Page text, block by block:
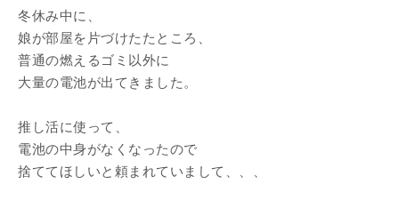
冬休み中に、
娘が部屋を片づけたたところ、
普通の燃えるゴミ以外に
大量の電池が出てきました。
推し活に使って、
電池の中身がなくなったので
捨ててほしいと頼まれていまして、、、